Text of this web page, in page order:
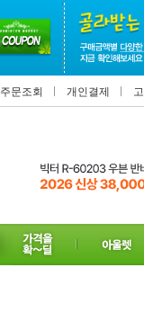
주문조회 개인결제